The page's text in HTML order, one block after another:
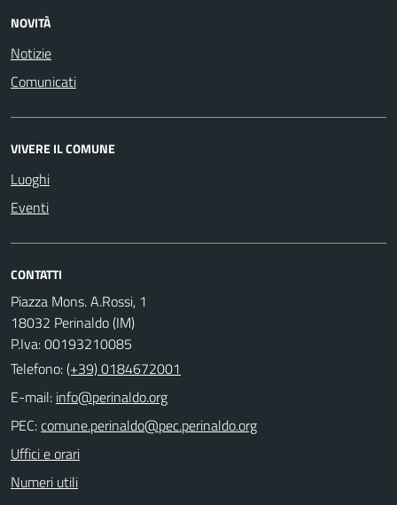
NOVITÀ
Notizie
Comunicati
VIVERE IL COMUNE
Luoghi
Eventi
CONTATTI
Piazza Mons. A.Rossi, 1
18032 Perinaldo (IM)
P.Iva: 00193210085
Telefono:(+39) 0184672001
E-mail:
PEC:
Uffici e orari
Numeri utili